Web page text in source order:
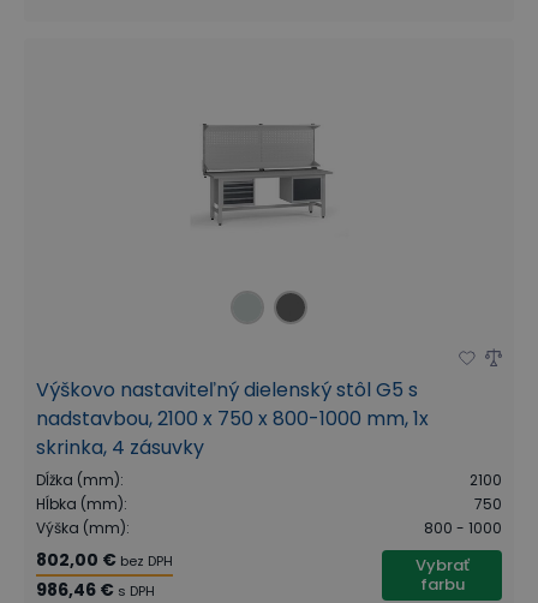
Výškovo nastaviteľný dielenský stôl G5 s
nadstavbou, 2100 x 750 x 800-1000 mm, 1x
skrinka, 4 zásuvky
Dĺžka (mm):
2100
Hĺbka (mm):
750
Výška (mm): 800 - 1000
802,00 € bez DPH
986,46 € s DPH
Vybrať
farbu